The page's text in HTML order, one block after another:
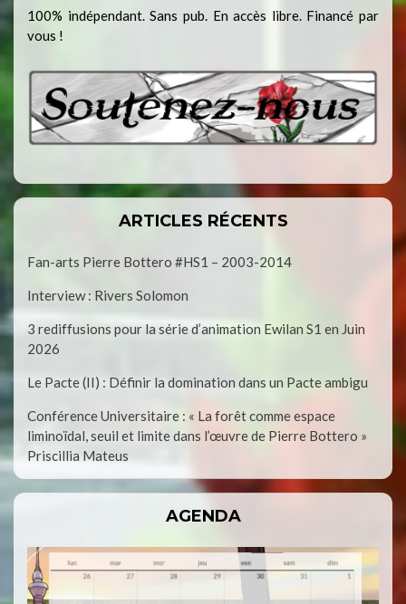
100% indépendant. Sans pub. En accès libre. Financé par
vous !
ARTICLES RÉCENTS
Fan-arts Pierre Bottero #HS1 – 2003-2014
Interview : Rivers Solomon
3 rediffusions pour la série d’animation Ewilan S1 en Juin
2026
Le Pacte (II) : Définir la domination dans un Pacte ambigu
Conférence Universitaire : « La forêt comme espace
liminoïdal, seuil et limite dans l’œuvre de Pierre Bottero »
Priscillia Mateus
AGENDA